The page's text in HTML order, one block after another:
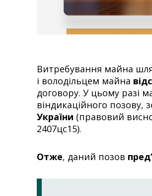
Витребування майна
і володільцем майна
договору. У цьому разі
віндикаційного позову,
України (правовий
2407цс15).
Отже, даний позов